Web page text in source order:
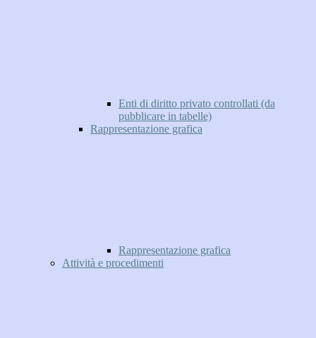
Enti di diritto privato controllati (da
pubblicare in tabelle)
Rappresentazione grafica
Rappresentazione grafica
Attività e procedimenti